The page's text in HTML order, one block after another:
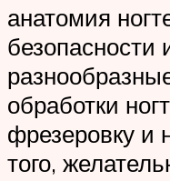
анатомия
безопасности
обработки
фрезеровку и
того,